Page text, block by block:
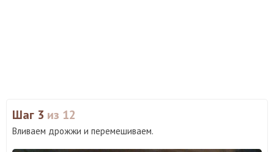
Шаг 3 из 12
Вливаем дрожжи и перемешиваем.